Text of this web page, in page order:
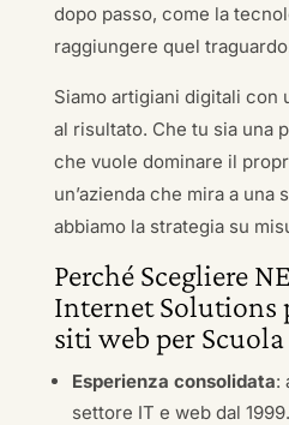
dopo passo, come la
raggiungere quel
Siamo artigiani digitali con
al risultato. Che tu sia una
che vuole dominare il
un’azienda che mira a una
abbiamo la strategia su
Perché Scegliere
Internet Solutions
siti web per
Esperienza consolidata:
settore IT e web dal 1999.